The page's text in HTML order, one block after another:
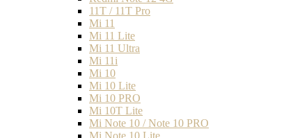
11T / 11T Pro
Mi 11
Mi 11 Lite
Mi 11 Ultra
Mi 11i
Mi 10
Mi 10 Lite
Mi 10 PRO
Mi 10T Lite
Mi Note 10 / Note 10 PRO
Mi Note 10 Lite